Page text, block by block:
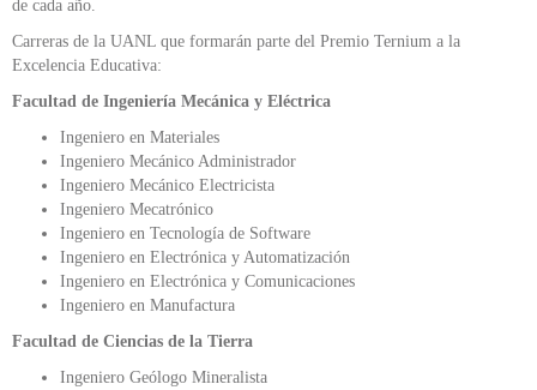
de cada año.
Carreras de la UANL que formarán parte del Premio Ternium a la
Excelencia Educativa:
Facultad de Ingeniería Mecánica y Eléctrica
Ingeniero en Materiales
Ingeniero Mecánico Administrador
Ingeniero Mecánico Electricista
Ingeniero Mecatrónico
Ingeniero en Tecnología de Software
Ingeniero en Electrónica y Automatización
Ingeniero en Electrónica y Comunicaciones
Ingeniero en Manufactura
Facultad de Ciencias de la Tierra
Ingeniero Geólogo Mineralista